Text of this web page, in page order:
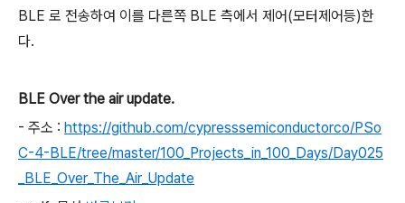
BLE 로 전송하여 이를 다른쪽 BLE 측에서 제어(모터제어등)한
다.
BLE Over the air update.
- 주소 : https://github.com/cypresssemiconductorco/PSo
C-4-BLE/tree/master/100_Projects_in_100_Days/Day025
_BLE_Over_The_Air_Update